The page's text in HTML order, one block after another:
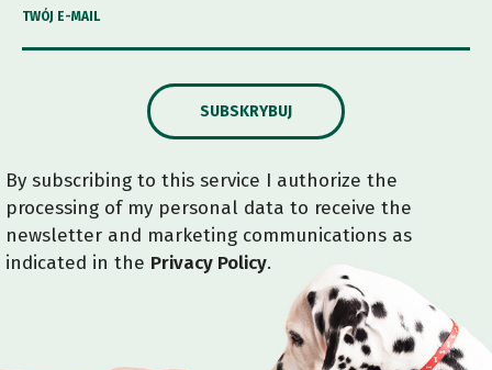
TWÓJ E-MAIL
SUBSKRYBUJ
By subscribing to this service I authorize the
processing of my personal data to receive the
newsletter and marketing communications as
indicated in the Privacy Policy.